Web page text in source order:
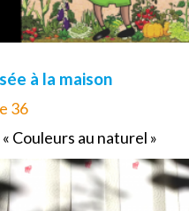
à la maison
36
Couleurs au naturel »